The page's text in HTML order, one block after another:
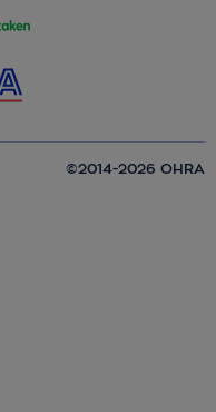
©2014-2026 OHRA